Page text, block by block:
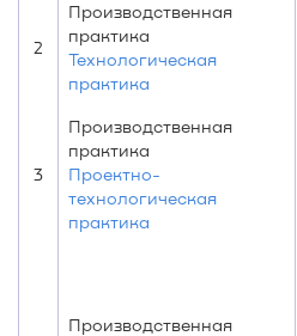
2
Производственная
практика
Технологическая
практика
3
Производственная
практика
Проектно-
технологическая
практика
Производственная